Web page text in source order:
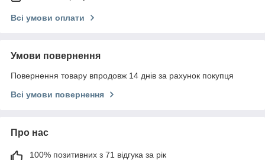
Всі умови оплати
Умови повернення
Повернення товару впродовж 14 днів за рахунок покупця
Всі умови повернення
Про нас
100% позитивних з 71 відгука за рік